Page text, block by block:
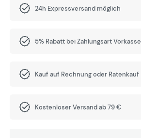
24h Expressversand möglich
5% Rabatt bei Zahlungsart Vorkasse
Kauf auf Rechnung oder Ratenkauf
Kostenloser Versand ab 79 €